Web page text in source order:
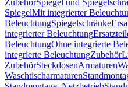
ZubehörSpiegel und
SpiegelMit integrierter
BeleuchtungSpiegelschränke
integrierter Beleuchtung
BeleuchtungOhne integrierte
integrierte BeleuchtungZubehör
ZubehörSteckdosenArmaturen
Waschtischarmaturen